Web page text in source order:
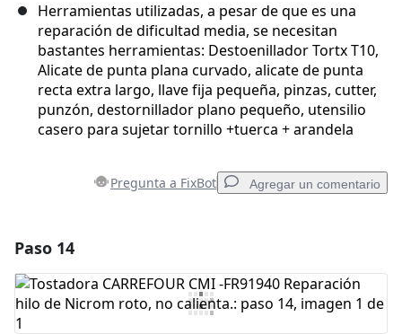
Herramientas utilizadas, a pesar de que es una
reparación de dificultad media, se necesitan
bastantes herramientas: Destoenillador Tortx T10,
Alicate de punta plana curvado, alicate de punta
recta extra largo, llave fija pequeña, pinzas, cutter,
punzón, destornillador plano pequeño, utensilio
casero para sujetar tornillo +tuerca + arandela
Pregunta a FixBot Agregar un comentario
Agregar Comentario
Paso 14